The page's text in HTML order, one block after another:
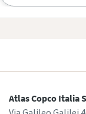
Atlas Copco Italia